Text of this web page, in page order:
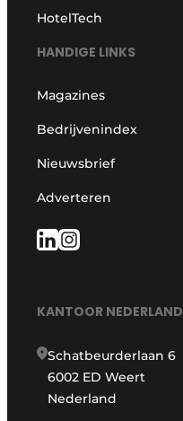
HotelTech
HANDIGE LINKS
Magazines
Bedrijvenindex
Nieuwsbrief
Adverteren
KANTOOR NEDERLAND
Schatbeurderlaan 6
6002 ED Weert
Nederland